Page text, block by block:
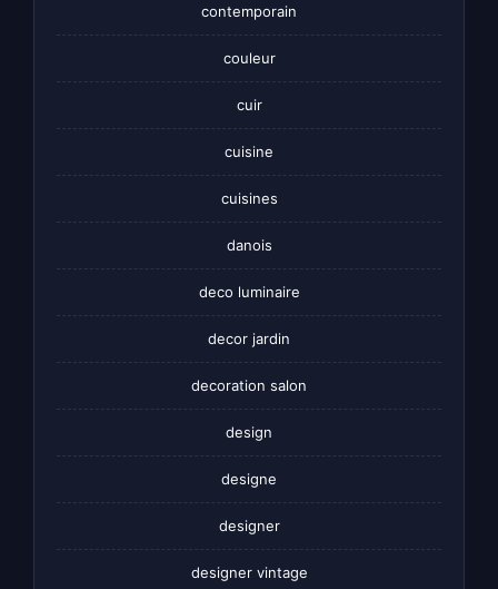
contemporain
couleur
cuir
cuisine
cuisines
danois
deco luminaire
decor jardin
decoration salon
design
designe
designer
designer vintage